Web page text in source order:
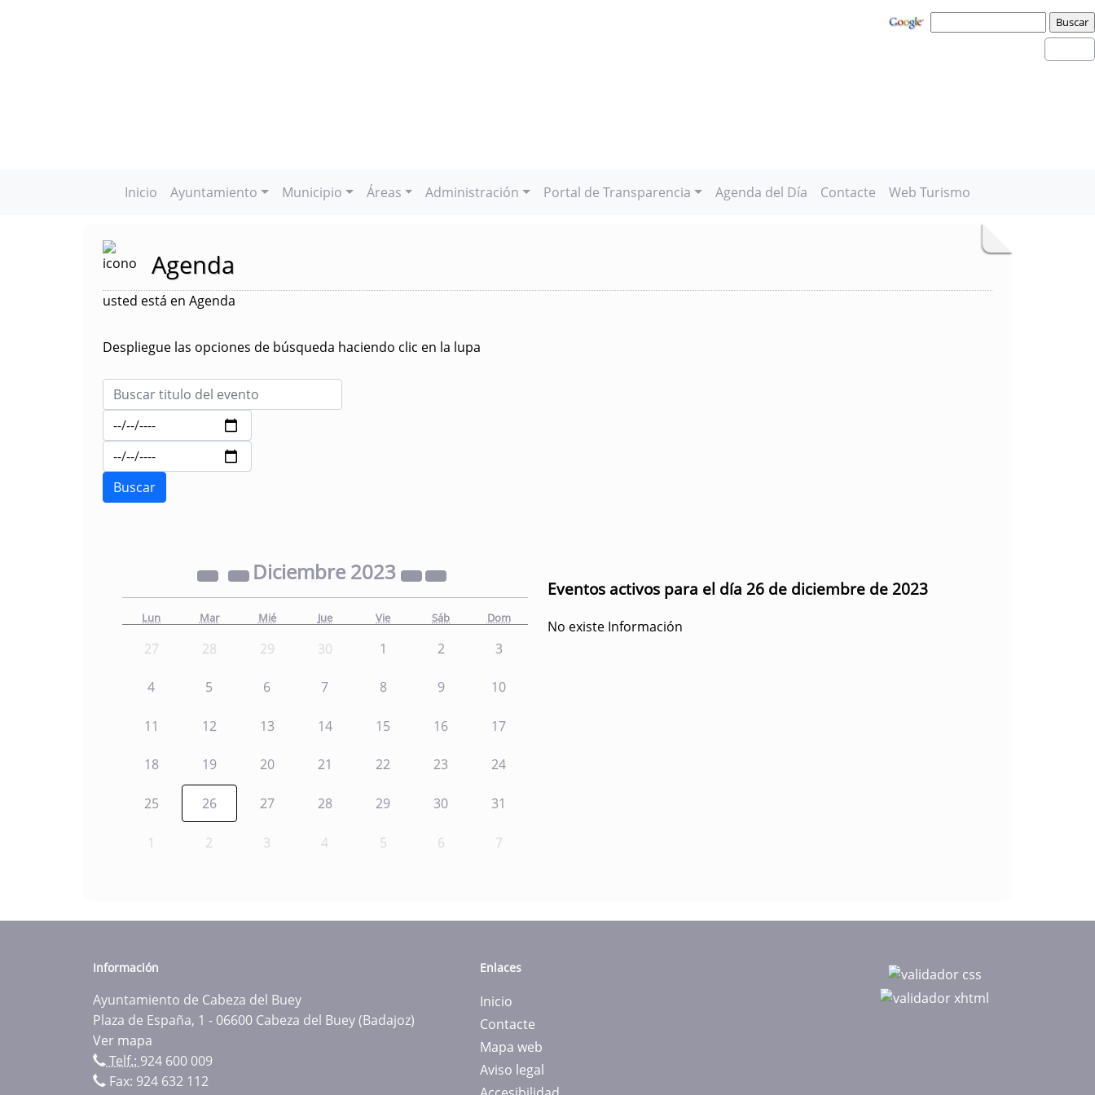
Inicio Ayuntamiento Municipio Áreas Administración Portal de Transparencia Agenda del Día Contacte Web Turismo
Agenda
usted está en Agenda
Despliegue las opciones de búsqueda haciendo clic en la lupa
Diciembre 2023
Lun Mar Mié Jue Vie Sáb Dom
27 28 29 30 1 2 3
4 5 6 7 8 9 10
11 12 13 14 15 16 17
18 19 20 21 22 23 24
25 26 27 28 29 30 31
1 2 3 4 5 6 7
Eventos activos para el día 26 de diciembre de 2023
No existe Información
Información
Ayuntamiento de Cabeza del Buey
Plaza de España, 1 - 06600 Cabeza del Buey (Badajoz)
Ver mapa
Telf.: 924 600 009
Fax: 924 632 112
Enlaces
Inicio
Contacte
Mapa web
Aviso legal